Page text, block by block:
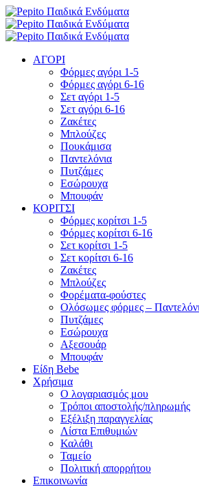
ΑΓΟΡΙ
Φόρμες αγόρι 1-5
Φόρμες αγόρι 6-16
Σετ αγόρι 1-5
Σετ αγόρι 6-16
Ζακέτες
Μπλούζες
Πουκάμισα
Παντελόνια
Πυτζάμες
Εσώρουχα
Μπουφάν
ΚΟΡΙΤΣΙ
Φόρμες κορίτσι 1-5
Φόρμες κορίτσι 6-16
Σετ κορίτσι 1-5
Σετ κορίτσι 6-16
Ζακέτες
Μπλούζες
Φορέματα-φούστες
Ολόσωμες φόρμες –
Πυτζάμες
Εσώρουχα
Αξεσουάρ
Μπουφάν
Είδη Bebe
Χρήσιμα
Ο λογαριασμός μου
Τρόποι αποστολής/πληρωμής
Εξέλιξη παραγγελίας
Λίστα Επιθυμιών
Καλάθι
Ταμείο
Πολιτική απορρήτου
Επικοινωνία